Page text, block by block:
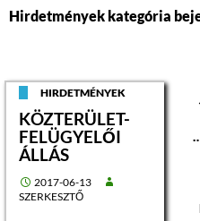
Hirdetmények kategória
HIRDETMÉNYEK
KÖZTERÜLET-
FELÜGYELŐI
ÁLLÁS
2017-06-13
SZERKESZTŐ
Bejegyzések
navigációja